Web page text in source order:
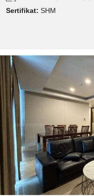
Sertifikat: SHM